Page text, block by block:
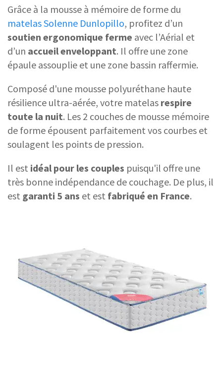
Grâce à la mousse à mémoire de forme du
matelas Solenne Dunlopillo, profitez d’un
soutien ergonomique ferme avec l’Aérial et
d’un accueil enveloppant. Il offre une zone
épaule assouplie et une zone bassin raffermie.
Composé d'une mousse polyuréthane haute
résilience ultra-aérée, votre matelas respire
toute la nuit. Les 2 couches de mousse mémoire
de forme épousent parfaitement vos courbes et
soulagent les points de pression.
Il est idéal pour les couples puisqu'il offre une
très bonne indépendance de couchage. De plus, il
est garanti 5 ans et est fabriqué en France.